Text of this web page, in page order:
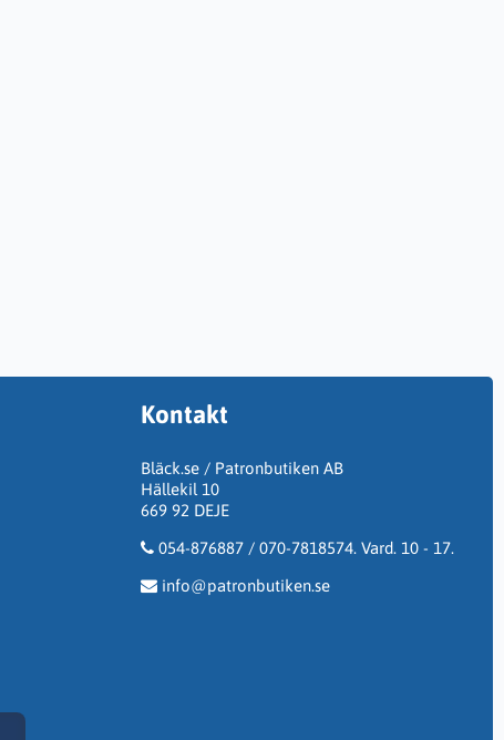
Kontakt
Bläck.se / Patronbutiken AB
Hällekil 10
669 92 DEJE
054-876887 / 070-7818574. Vard. 10 - 17.
info@patronbutiken.se